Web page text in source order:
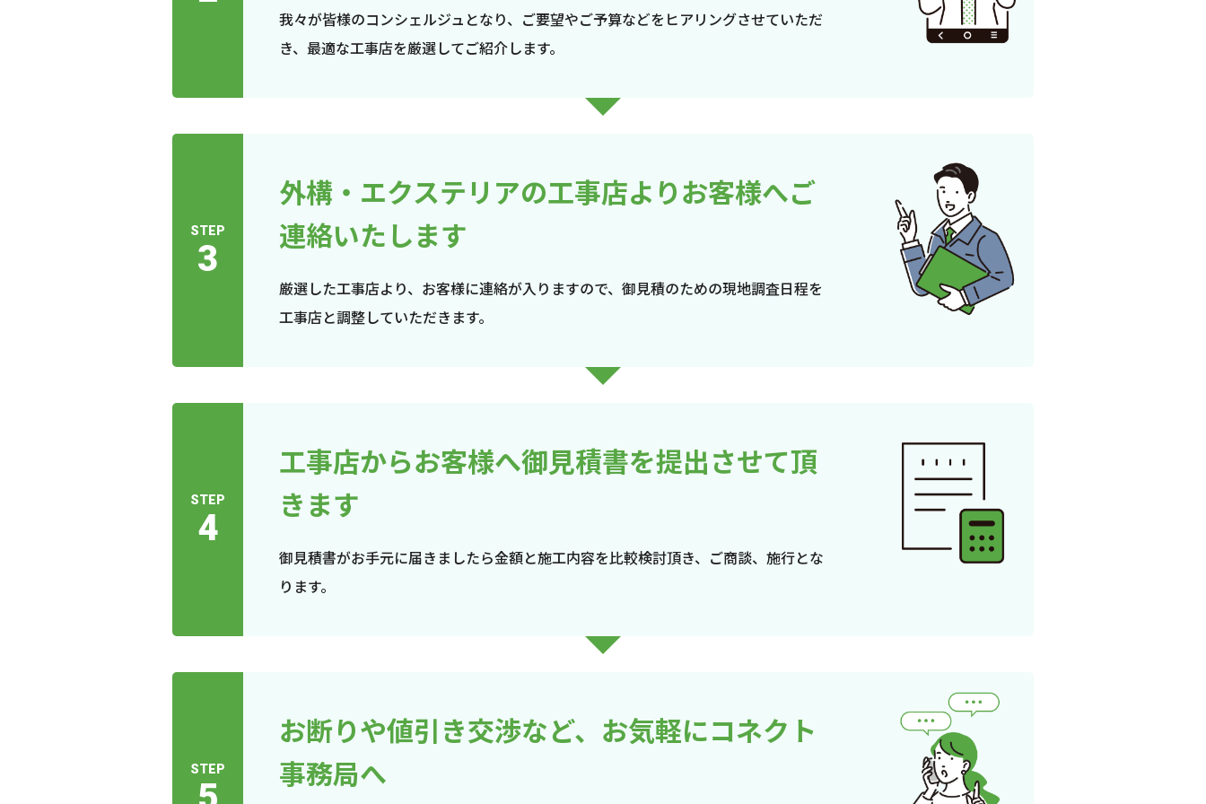
我々が皆様のコンシェルジュとなり、ご要望やご予算などをヒアリングさせていただ
き、最適な工事店を厳選してご紹介します。
STEP
3
外構・エクステリアの工事店よりお客様へご
連絡いたします
厳選した工事店より、お客様に連絡が入りますので、御見積のための現地調査日程を
工事店と調整していただきます。
STEP
4
工事店からお客様へ御見積書を提出させて頂
きます
御見積書がお手元に届きましたら金額と施工内容を比較検討頂き、ご商談、施行とな
ります。
STEP
お断りや値引き交渉など、お気軽にコネクト
事務局へ